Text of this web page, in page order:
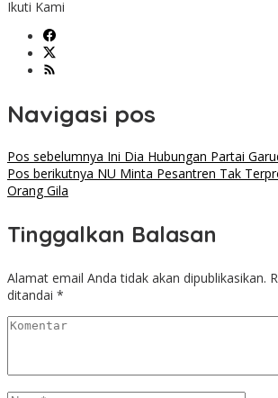
Ikuti Kami
Navigasi pos
Pos sebelumnya Ini Dia Hubungan Partai
Pos berikutnya NU Minta Pesantren Tak
Orang Gila
Tinggalkan Balasan
Alamat email Anda tidak akan dipublikasikan.
ditandai *